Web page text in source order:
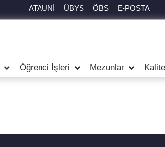
ATAUNİ ÜBYS ÖBS E-POSTA
Öğrenci İşleri Mezunlar Kalite